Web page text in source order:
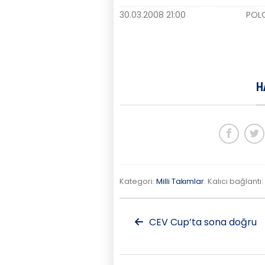
30.03.2008 21:00
Kategori: Milli Takımlar. Kalıcı bağlantı:
CEV Cup’ta sona doğru